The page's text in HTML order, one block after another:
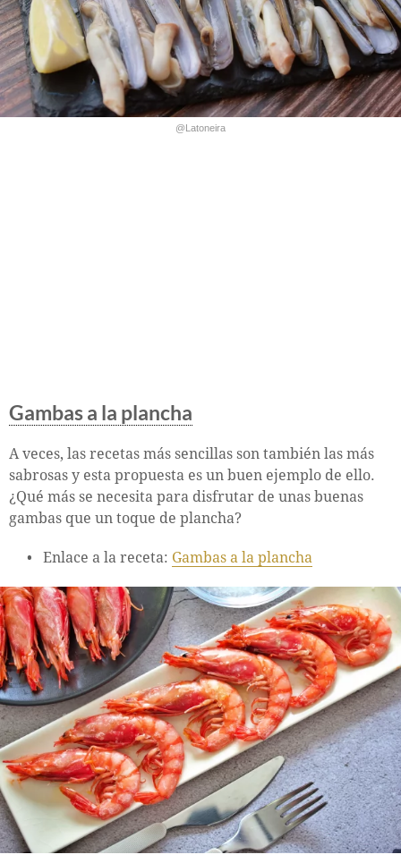
@Latoneira
Gambas a la plancha
A veces, las recetas más sencillas son también las más
sabrosas y esta propuesta es un buen ejemplo de ello.
¿Qué más se necesita para disfrutar de unas buenas
gambas que un toque de plancha?
Enlace a la receta: Gambas a la plancha